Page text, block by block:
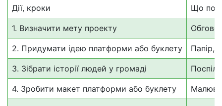
Дії, кроки
Що
1. Визначити мету проекту
2. Придумати ідею платформи або буклету Папір,
3. Зібрати історії людей у громаді
4. Зробити макет платформи або буклету